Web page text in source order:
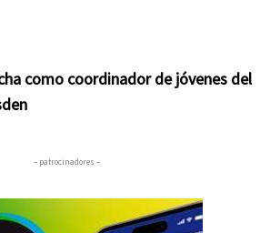
como coordinador de jóvenes del
– patrocinadores –